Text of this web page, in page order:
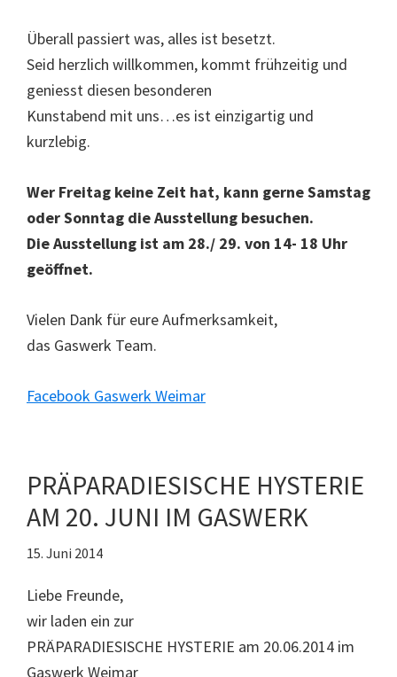
Überall passiert was, alles ist besetzt.
Seid herzlich willkommen, kommt frühzeitig und
geniesst diesen besonderen
Kunstabend mit uns…es ist einzigartig und
kurzlebig.
Wer Freitag keine Zeit hat, kann gerne Samstag
oder Sonntag die Ausstellung besuchen.
Die Ausstellung ist am 28./ 29. von 14- 18 Uhr
geöffnet.
Vielen Dank für eure Aufmerksamkeit,
das Gaswerk Team.
Facebook Gaswerk Weimar
PRÄPARADIESISCHE HYSTERIE
AM 20. JUNI IM GASWERK
15. Juni 2014
Liebe Freunde,
wir laden ein zur
PRÄPARADIESISCHE HYSTERIE am 20.06.2014 im
Gaswerk Weimar